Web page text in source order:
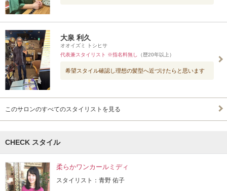
大泉 利久
オオイズミ トシヒサ
代表兼スタイリスト ※指名料無し （歴20年以上）
希望スタイル確認し理想の髪型へ近づけたらと思います
このサロンのすべてのスタイリストを見る
CHECK スタイル
柔らかワンカールミディ
スタイリスト：青野 佑子